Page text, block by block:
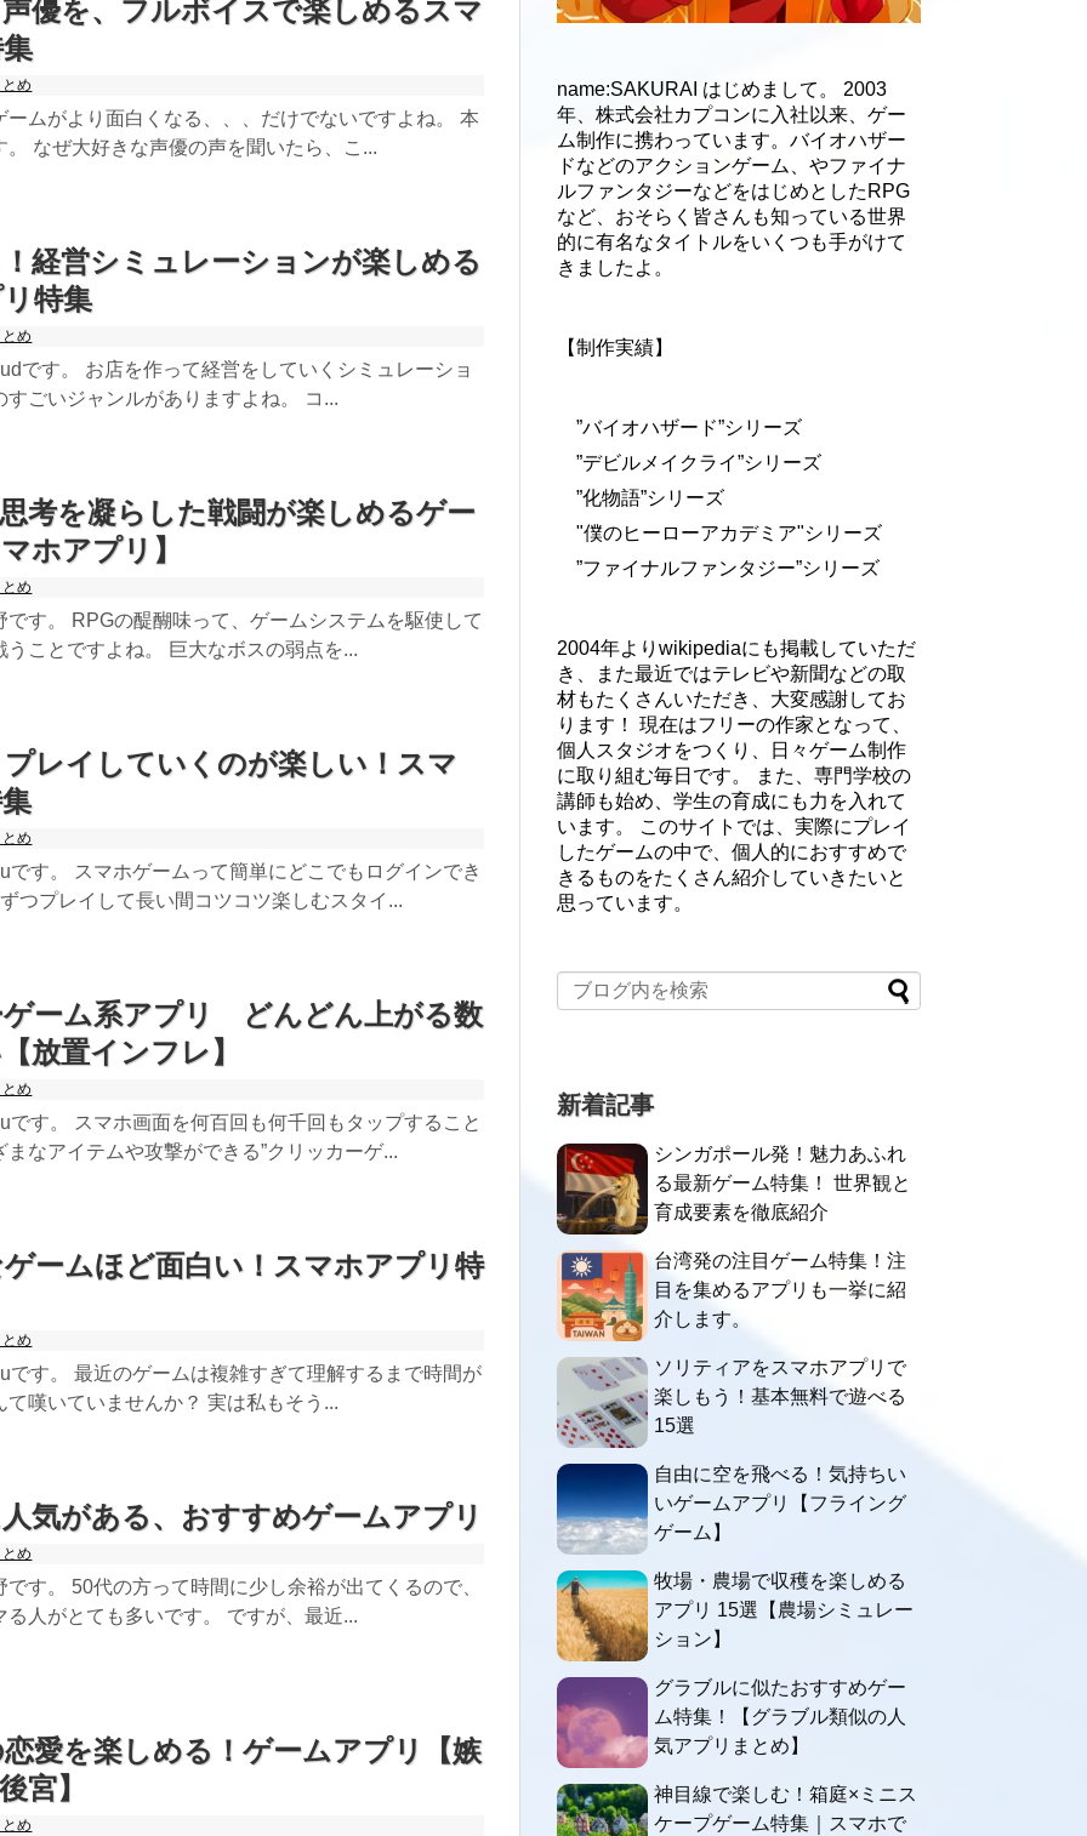
優を、フルボイスで楽しめるスマ
め
ームがより面白くなる、、、だけでないですよね。 本
。 なぜ大好きな声優の声を聞いたら、こ...
経営シミュレーションが楽しめる
特集
め
です。 お店を作って経営をしていくシミュレーショ
すごいジャンルがありますよね。 コ...
考を凝らした戦闘が楽しめるゲー
ホアプリ】
め
です。 RPGの醍醐味って、ゲームシステムを駆使して
うことですよね。 巨大なボスの弱点を...
レイしていくのが楽しい！スマ
め
です。 スマホゲームって簡単にどこでもログインでき
つプレイして長い間コツコツ楽しむスタイ...
ーム系アプリ どんどん上がる数
放置インフレ】
め
です。 スマホ画面を何百回も何千回もタップすること
なアイテムや攻撃ができる”クリッカーゲ...
ームほど面白い！スマホアプリ特
め
です。 最近のゲームは複雑すぎて理解するまで時間が
て嘆いていませんか？ 実は私もそう...
気がある、おすすめゲームアプリ
め
す。 50代の方って時間に少し余裕が出てくるので、
る人がとても多いです。 ですが、最近...
愛を楽しめる！ゲームアプリ【嫉
宮】
め
name:SAKURAI はじめまして。 2003
年、株式会社カプコンに入社以来、ゲー
ム制作に携わっています。バイオハザー
ドなどのアクションゲーム、やファイナ
ルファンタジーなどをはじめとしたRPG
など、おそらく皆さんも知っている世界
的に有名なタイトルをいくつも手がけて
きましたよ。
【制作実績】
”バイオハザード”シリーズ
”デビルメイクライ”シリーズ
”化物語”シリーズ
"僕のヒーローアカデミア"シリーズ
”ファイナルファンタジー”シリーズ
2004年よりwikipediaにも掲載していただ
き、また最近ではテレビや新聞などの取
材もたくさんいただき、大変感謝してお
ります！ 現在はフリーの作家となって、
個人スタジオをつくり、日々ゲーム制作
に取り組む毎日です。 また、専門学校の
講師も始め、学生の育成にも力を入れて
います。 このサイトでは、実際にプレイ
したゲームの中で、個人的におすすめで
きるものをたくさん紹介していきたいと
思っています。
新着記事
シンガポール発！魅力あふれ
る最新ゲーム特集！ 世界観と
育成要素を徹底紹介
台湾発の注目ゲーム特集！注
目を集めるアプリも一挙に紹
介します。
ソリティアをスマホアプリで
楽しもう！基本無料で遊べる
15選
自由に空を飛べる！気持ちい
いゲームアプリ【フライング
ゲーム】
牧場・農場で収穫を楽しめる
アプリ 15選【農場シミュレー
ション】
グラブルに似たおすすめゲー
ム特集！【グラブル類似の人
気アプリまとめ】
神目線で楽しむ！箱庭×ミニス
ケープゲーム特集｜スマホで
おすすめゲームランキング
シミュレーション
好きな「ゲームジャンル」ランキング
アプリランキング
マッチングアプリ
ライブ配信アプリ
バイト探しアプリ
出前アプリ